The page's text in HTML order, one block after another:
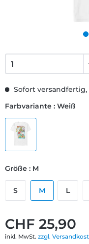
CHF 25,90
inkl. MwSt. zzgl.
Sofort versandfertig,
Farbvariante : Weiß
Größe : M
S M L